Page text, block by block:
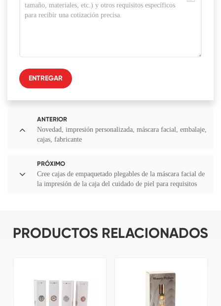
ENTREGAR
ANTERIOR
Novedad, impresión personalizada, máscara facial, embalaje,
cajas, fabricante
PRÓXIMO
Cree cajas de empaquetado plegables de la máscara facial de
la impresión de la caja del cuidado de piel para requisitos
PRODUCTOS RELACIONADOS